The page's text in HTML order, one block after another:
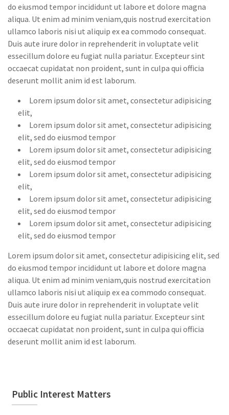
do eiusmod tempor incididunt ut labore et dolore magna
aliqua. Ut enim ad minim veniam,quis nostrud exercitation
ullamco laboris nisi ut aliquip ex ea commodo consequat.
Duis aute irure dolor in reprehenderit in voluptate velit
essecillum dolore eu fugiat nulla pariatur. Excepteur sint
occaecat cupidatat non proident, sunt in culpa qui officia
deserunt mollit anim id est laborum.
Lorem ipsum dolor sit amet, consectetur adipisicing
elit,
Lorem ipsum dolor sit amet, consectetur adipisicing
elit, sed do eiusmod tempor
Lorem ipsum dolor sit amet, consectetur adipisicing
elit, sed do eiusmod tempor
Lorem ipsum dolor sit amet, consectetur adipisicing
elit,
Lorem ipsum dolor sit amet, consectetur adipisicing
elit, sed do eiusmod tempor
Lorem ipsum dolor sit amet, consectetur adipisicing
elit, sed do eiusmod tempor
Lorem ipsum dolor sit amet, consectetur adipisicing elit, sed
do eiusmod tempor incididunt ut labore et dolore magna
aliqua. Ut enim ad minim veniam,quis nostrud exercitation
ullamco laboris nisi ut aliquip ex ea commodo consequat.
Duis aute irure dolor in reprehenderit in voluptate velit
essecillum dolore eu fugiat nulla pariatur. Excepteur sint
occaecat cupidatat non proident, sunt in culpa qui officia
deserunt mollit anim id est laborum.
Public Interest Matters